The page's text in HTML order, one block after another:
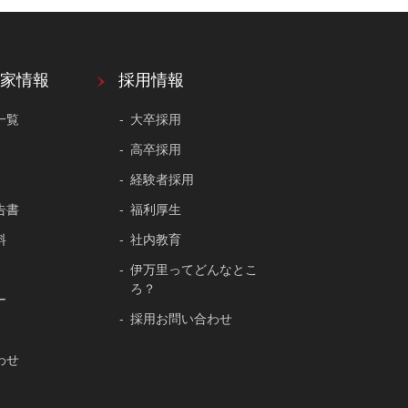
情報
覧
書
せ
採用情報
大卒採用
高卒採用
経験者採用
福利厚生
社内教育
伊万里ってどんなとこ
ろ？
採用お問い合わせ